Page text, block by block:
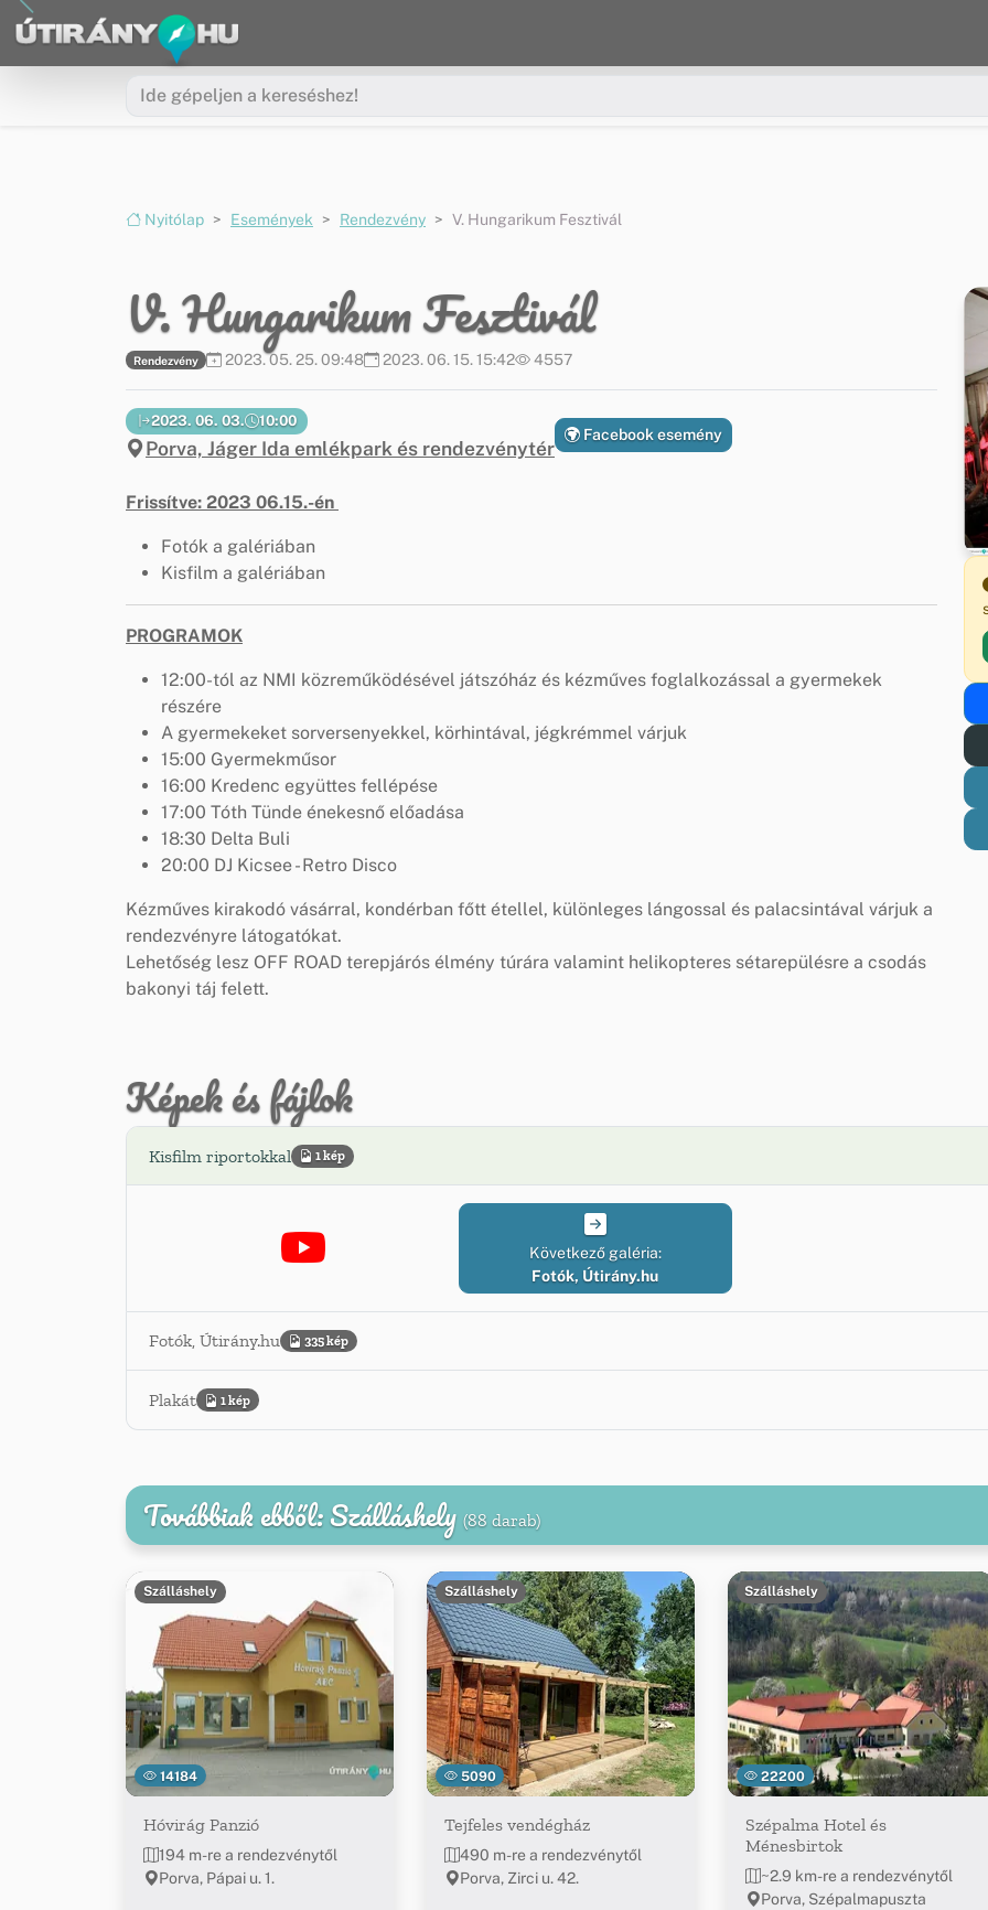
Ugrás a menüre
Ugrás a tartalomra
Nyitólap Események Rendezvény V. Hungarikum Fesztivál
V. Hungarikum Fesztivál
Rendezvény 2023. 05. 25. 09:48 2023. 06. 15. 15:42 4557
2023. 06. 03. 10:00
Porva, Jáger Ida emlékpark és rendezvénytér
Facebook esemény
Frissítve: 2023 06.15.-én
Fotók a galériában
Kisfilm a galériában
PROGRAMOK
12:00-tól az NMI közreműködésével játszóház és kézműves foglalkozással a gyermekek
részére
A gyermekeket sorversenyekkel, körhintával, jégkrémmel várjuk
15:00 Gyermekműsor
16:00 Kredenc együttes fellépése
17:00 Tóth Tünde énekesnő előadása
18:30 Delta Buli
20:00 DJ Kicsee - Retro Disco
Kézműves kirakodó vásárral, kondérban főtt étellel, különleges lángossal és palacsintával várjuk a
rendezvényre látogatókat.
Lehetőség lesz OFF ROAD terepjárós élmény túrára valamint helikopteres sétarepülésre a csodás
bakonyi táj felett.
Képek és fájlok
Kisfilm riportokkal 1 kép
Következő galéria:
Fotók, Útirány.hu
Fotók, Útirány.hu 335 kép
Plakát 1 kép
Továbbiak ebből: Szálláshely (88 darab)
14184
Szálláshely
Hóvirág Panzió
194 m-re a rendezvénytől
Porva, Pápai u. 1.
5090
Szálláshely
Tejfeles vendégház
490 m-re a rendezvénytől
Porva, Zirci u. 42.
22200
Szálláshely
Szépalma Hotel és
Ménesbirtok
~2.9 km-re a rendezvénytől
Porva, Szépalmapuszta